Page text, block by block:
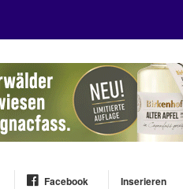
Facebook
Inserieren